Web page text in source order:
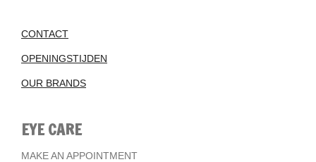
CONTACT
OPENINGSTIJDEN
OUR BRANDS
EYE CARE
MAKE AN APPOINTMENT